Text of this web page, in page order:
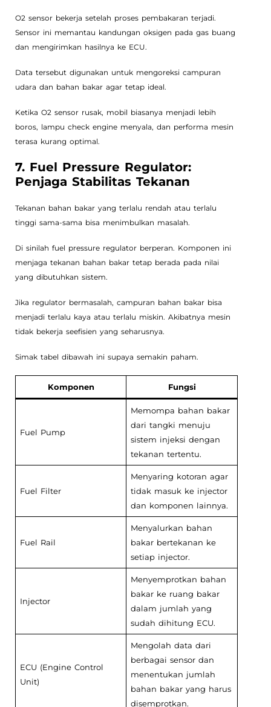
O2 sensor bekerja setelah proses pembakaran terjadi.
Sensor ini memantau kandungan oksigen pada gas buang
dan mengirimkan hasilnya ke ECU.
Data tersebut digunakan untuk mengoreksi campuran
udara dan bahan bakar agar tetap ideal.
Ketika O2 sensor rusak, mobil biasanya menjadi lebih
boros, lampu check engine menyala, dan performa mesin
terasa kurang optimal.
7. Fuel Pressure Regulator:
Penjaga Stabilitas Tekanan
Tekanan bahan bakar yang terlalu rendah atau terlalu
tinggi sama-sama bisa menimbulkan masalah.
Di sinilah fuel pressure regulator berperan. Komponen ini
menjaga tekanan bahan bakar tetap berada pada nilai
yang dibutuhkan sistem.
Jika regulator bermasalah, campuran bahan bakar bisa
menjadi terlalu kaya atau terlalu miskin. Akibatnya mesin
tidak bekerja seefisien yang seharusnya.
Simak tabel dibawah ini supaya semakin paham.
Komponen Fungsi
Fuel Pump
Memompa bahan bakar
dari tangki menuju
sistem injeksi dengan
tekanan tertentu.
Fuel Filter
Menyaring kotoran agar
tidak masuk ke injector
dan komponen lainnya.
Fuel Rail
Menyalurkan bahan
bakar bertekanan ke
setiap injector.
Injector
Menyemprotkan bahan
bakar ke ruang bakar
dalam jumlah yang
sudah dihitung ECU.
ECU (Engine Control
Unit)
Mengolah data dari
berbagai sensor dan
menentukan jumlah
bahan bakar yang harus
disemprotkan.